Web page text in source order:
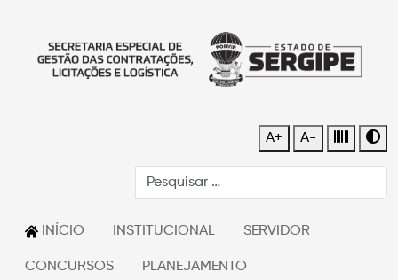
A+ A-
INÍCIO INSTITUCIONAL SERVIDOR
CONCURSOS PLANEJAMENTO